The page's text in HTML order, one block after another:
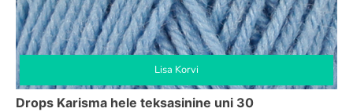
Lisa Korvi
Drops Karisma hele teksasinine uni 30